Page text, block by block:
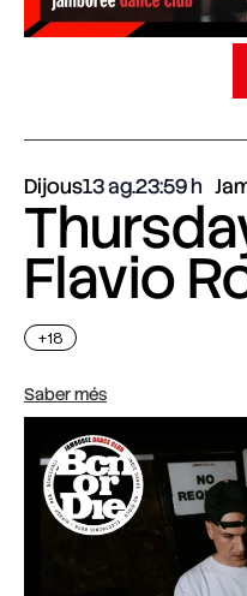
Dijous13 ag.23:59
Flavio
+18
Saber més